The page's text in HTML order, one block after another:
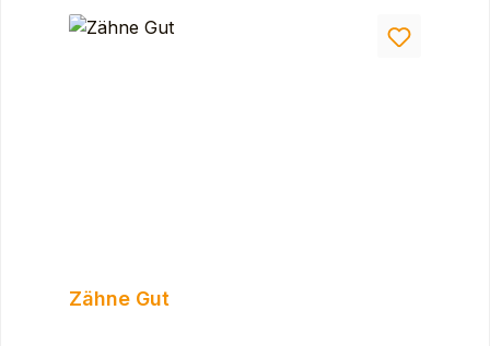
Zähne Gut